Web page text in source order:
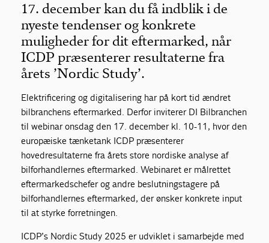
17. december kan du få indblik i de
nyeste tendenser og konkrete
muligheder for dit eftermarked, når
ICDP præsenterer resultaterne fra
årets ’Nordic Study’.
Elektrificering og digitalisering har på kort tid ændret
bilbranchens eftermarked. Derfor inviterer DI Bilbranchen
til webinar onsdag den 17. december kl. 10-11, hvor den
europæiske tænketank ICDP præsenterer
hovedresultaterne fra årets store nordiske analyse af
bilforhandlernes eftermarked. Webinaret er målrettet
eftermarkedschefer og andre beslutningstagere på
bilforhandlernes eftermarked, der ønsker konkrete input
til at styrke forretningen.
ICDP’s Nordic Study 2025 er udviklet i samarbejde med